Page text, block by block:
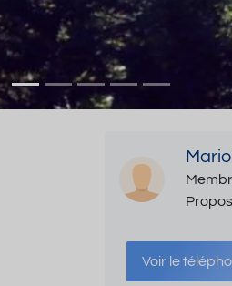
Voir le